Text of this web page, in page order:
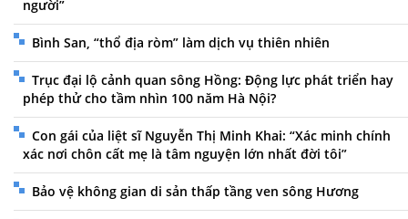
người”
Bình San, “thổ địa ròm” làm dịch vụ thiên nhiên
Trục đại lộ cảnh quan sông Hồng: Động lực phát triển hay
phép thử cho tầm nhìn 100 năm Hà Nội?
Con gái của liệt sĩ Nguyễn Thị Minh Khai: “Xác minh chính
xác nơi chôn cất mẹ là tâm nguyện lớn nhất đời tôi”
Bảo vệ không gian di sản thấp tầng ven sông Hương